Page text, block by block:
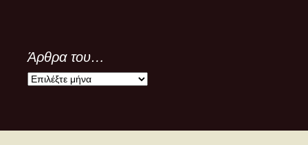
Άρθρα του…
Άρθρα